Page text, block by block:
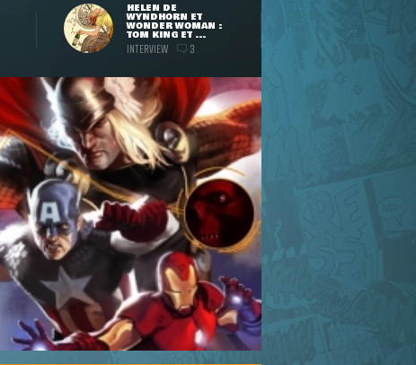
HELEN DE
WYNDHORN ET
WONDER WOMAN :
TOM KING ET ...
INTERVIEW 3